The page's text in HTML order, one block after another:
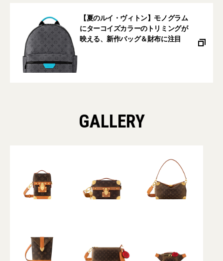
【夏のルイ・ヴィトン】モノグラム
にターコイズカラーのトリミングが
映える、新作バッグ＆財布に注目
GALLERY